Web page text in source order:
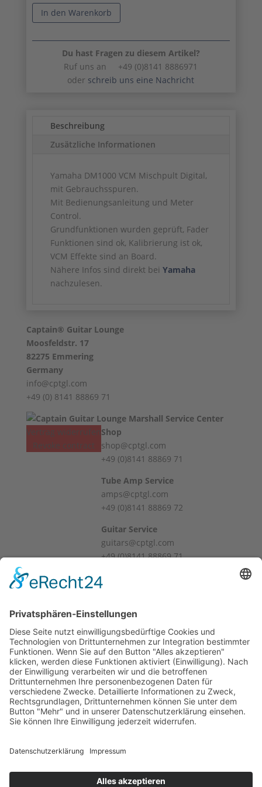
In den Warenkorb
Du hast Fragen zu diesem Artikel?
Ruf uns an +49 (0)8141 8886971
oder schreib uns eine Nachricht
Beschreibung
Zusätzliche Informationen
Yamaha DM1000 VCM Mischpult Digital,
mit Gebrauchsspuren.
Mit Bedienungsanleitung und Meter
Control.
Grundfunktionen wurden geprüft, Fader
Funktionen sind ok, Kalibrierung ist ok,
VCM Effekte sind an Board.
Nähere Infos sind direkt bei Yamaha
nachzulesen.
Captain® Guitar Lounge
Moosfeldstr. 17
82275 Emmering
Germany
info@cptgl.com
+49 (0) 8141 88869 71
Vertrag widerrufen
Revoke contract
Shop
shop@cptgl.com
+49 (0)8141 88869 71
Tube Amp Service
amps@cptgl.com
+49 (0)8141 88869 72
Guitar Service
guitars@cptgl.com
+49 (0)8141 88869 71
Mo – Fr
14:00 – 18:00
Sa
10:00 – 14:00
Und nach Vereinbarung
And by appointment
Allgemeine Geschäftsbedingungen
Widerruf
Zahlungsweisen
Impressum
Supported by Benz-Net | Designed by Captain Guitar